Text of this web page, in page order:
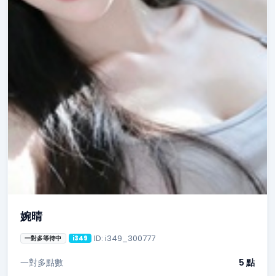
婉晴
一對多等待中 i349 ID: i349_300777
一對多點數
5 點